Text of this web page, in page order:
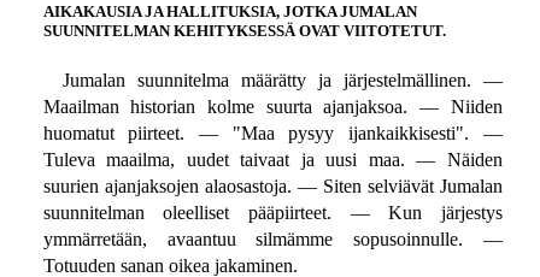
AIKAKAUSIA JA HALLITUKSIA, JOTKA JUMALAN
SUUNNITELMAN KEHITYKSESSÄ OVAT VIITOTETUT.
Jumalan suunnitelma määrätty ja järjestelmällinen. —
Maailman historian kolme suurta ajanjaksoa. — Niiden
huomatut piirteet. — "Maa pysyy ijankaikkisesti". —
Tuleva maailma, uudet taivaat ja uusi maa. — Näiden
suurien ajanjaksojen alaosastoja. — Siten selviävät Jumalan
suunnitelman oleelliset pääpiirteet. — Kun järjestys
ymmärretään, avaantuu silmämme sopusoinnulle. —
Totuuden sanan oikea jakaminen.